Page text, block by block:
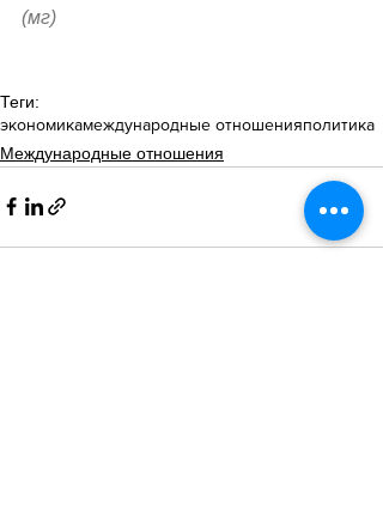
(мг)
Теги:
экономикамеждународные отношенияполитика
Международные отношения